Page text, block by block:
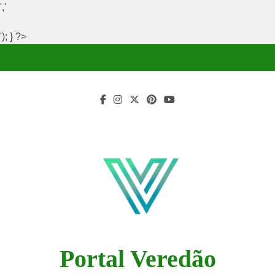
','
'); } ?>
Portal Veredão